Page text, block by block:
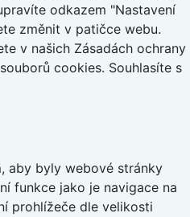
odkazem "Nastavení
změnit v patičce webu.
v našich Zásadách ochrany
cookies. Souhlasíte s
aby byly webové stránky
funkce jako je navigace na
prohlížeče dle velikosti